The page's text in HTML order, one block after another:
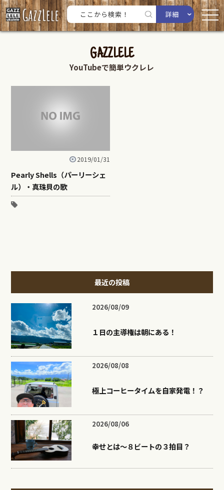
詳細
GAZZLELE
YouTubeで簡単ウクレレ
2019/01/31
Pearly Shells（パーリーシェ
ル）・真珠貝の歌
最近の投稿
2026/08/09
１日の主導権は朝にある！
2026/08/08
極上コーヒータイムを自家発電！？
2026/08/06
幸せとは〜８ビートの３拍目？